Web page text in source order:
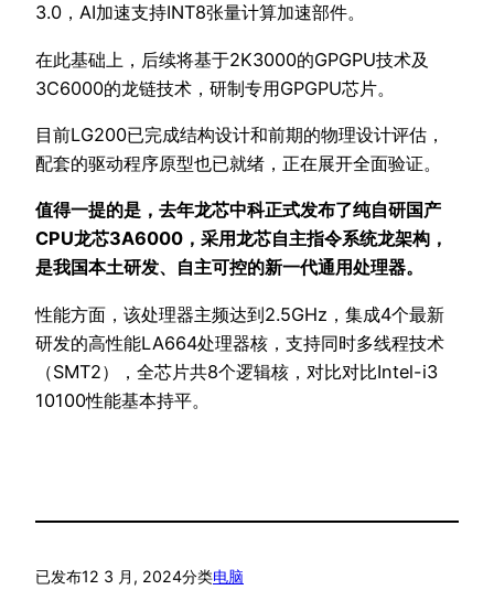
3.0，AI加速支持INT8张量计算加速部件。
在此基础上，后续将基于2K3000的GPGPU技术及
3C6000的龙链技术，研制专用GPGPU芯片。
目前LG200已完成结构设计和前期的物理设计评估，
配套的驱动程序原型也已就绪，正在展开全面验证。
值得一提的是，去年龙芯中科正式发布了纯自研国产
CPU龙芯3A6000，采用龙芯自主指令系统龙架构，
是我国本土研发、自主可控的新一代通用处理器。
性能方面，该处理器主频达到2.5GHz，集成4个最新
研发的高性能LA664处理器核，支持同时多线程技术
（SMT2），全芯片共8个逻辑核，对比对比Intel-i3
10100性能基本持平。
已发布12 3 月, 2024分类电脑